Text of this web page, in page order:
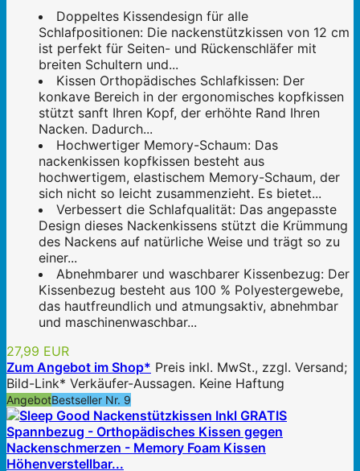
Doppeltes Kissendesign für alle
Schlafpositionen: Die nackenstützkissen von 12 cm
ist perfekt für Seiten- und Rückenschläfer mit
breiten Schultern und...
Kissen Orthopädisches Schlafkissen: Der
konkave Bereich in der ergonomisches kopfkissen
stützt sanft Ihren Kopf, der erhöhte Rand Ihren
Nacken. Dadurch...
Hochwertiger Memory-Schaum: Das
nackenkissen kopfkissen besteht aus
hochwertigem, elastischem Memory-Schaum, der
sich nicht so leicht zusammenzieht. Es bietet...
Verbessert die Schlafqualität: Das angepasste
Design dieses Nackenkissens stützt die Krümmung
des Nackens auf natürliche Weise und trägt so zu
einer...
Abnehmbarer und waschbarer Kissenbezug: Der
Kissenbezug besteht aus 100 % Polyestergewebe,
das hautfreundlich und atmungsaktiv, abnehmbar
und maschinenwaschbar...
27,99 EUR
Zum Angebot im Shop* Preis inkl. MwSt., zzgl. Versand;
Bild-Link* Verkäufer-Aussagen. Keine Haftung
AngebotBestseller Nr. 9